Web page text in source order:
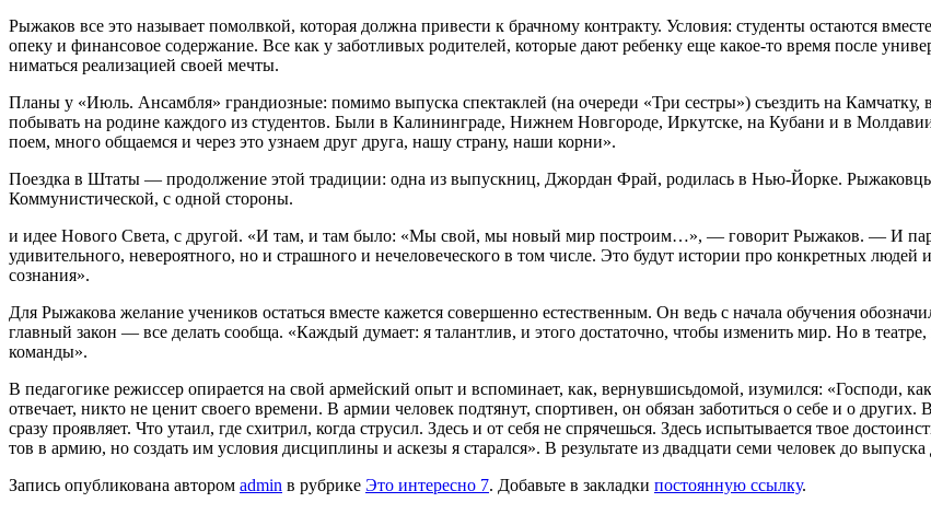
Рыжаков все это называет по­молвкой, которая должна привести к брачному контракту. Условия: сту­денты остаются
опеку и финан­совое содержание. Все как у заботли­вых родителей, которые дают ребен­ку еще какое-то время после
ниматься реализацией своей мечты.
Планы у «Июль. Ансамбля» гран­диозные: помимо выпуска спектак­лей (на очереди «Три сестры») съез­дить на
побывать на родине каждого из студентов. Были в Калининграде, Нижнем Новгороде, Иркутске, на Ку­бани и в
поем, много об­щаемся и через это уз­наем друг друга, нашу страну, наши корни».
Поездка в Штаты — про­должение этой тради­ции: одна из выпускниц, Джордан Фрай, роди­лась в Нью-Йорке.
Коммунистиче­ской, с одной стороны.
и идее Нового Света, с другой. «И там, и там было: «Мы свой, мы новый мир построим…», — говорит Рыжаков. — И
удивительного, невероятного, но и страшного и нечеловеческого в том числе. Это будут истории про конкретных
сознания».
Для Рыжакова желание учеников остаться вместе кажется совершен­но естественным. Он ведь с начала обучения
главный закон — все делать сообща. «Каждый думает: я талантлив, и этого достаточно, что­бы изменить мир. Но в театре,
команды».
В педагогике режиссер опирается на свой армейский опыт и вспомина­ет, как, вернувшисьдомой, изумился: «Господи,
отвечает, никто не це­нит своего времени. В армии чело­век подтянут, спортивен, он обязан заботиться о себе и о
сразу про­являет. Что утаил, где схитрил, когда струсил. Здесь и от себя не спрячешь­ся. Здесь испытывается твое
тов в армию, но создать им условия дисциплины и аскезы я старался». В результате из двадцати семи чело­век до
Запись опубликована автором admin в рубрике Это интересно 7. Добавьте в закладки постоянную ссылку.